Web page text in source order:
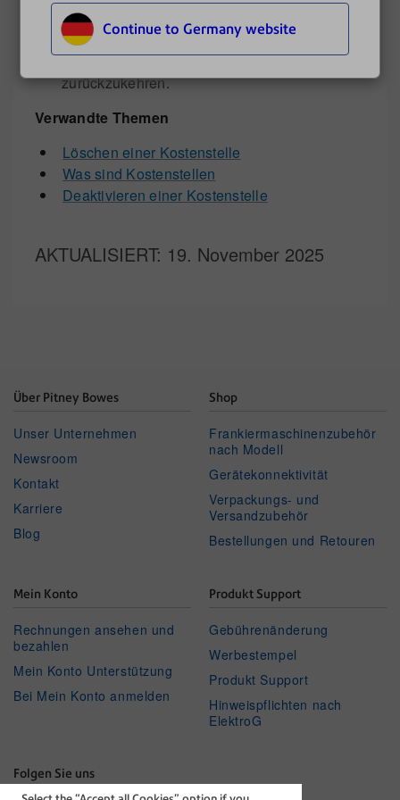
Continue to Germany website
Kostenstellenliste zurückzukehren.
Tippen Sie auf Abbrechen , um zum
Bildschirm Kuverts bedrucken
zurückzukehren.
Verwandte Themen
Löschen einer Kostenstelle
Was sind Kostenstellen
Deaktivieren einer Kostenstelle
AKTUALISIERT: 19. November 2025
Über Pitney Bowes
Unser Unternehmen
Newsroom
Kontakt
Karriere
Blog
Shop
Frankiermaschinenzubehör
nach Modell
Gerätekonnektivität
Verpackungs- und
Versandzubehör
Bestellungen und Retouren
Mein Konto
Rechnungen ansehen und
bezahlen
Mein Konto Unterstützung
Bei Mein Konto anmelden
Produkt Support
Gebührenänderung
Werbestempel
Produkt Support
Hinweispflichten nach
ElektroG
Folgen Sie uns